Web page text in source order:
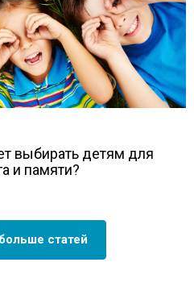
выбирать детям для
и памяти?
статей